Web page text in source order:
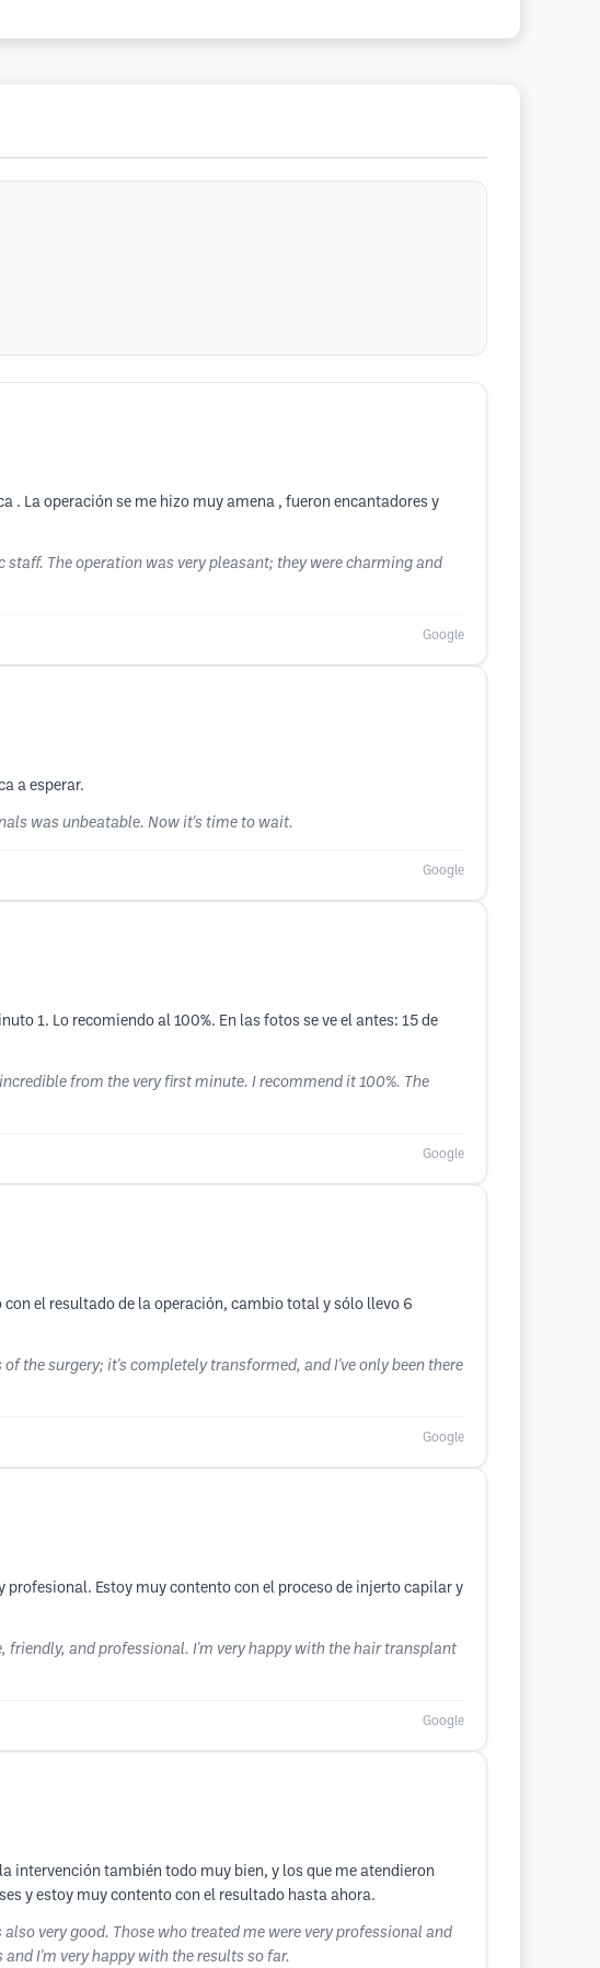
. La operación se me hizo muy amena , fueron encantadores y
The operation was very pleasant; they were charming and
Google
a esperar.
was unbeatable. Now it's time to wait.
Google
1. Lo recomiendo al 100%. En las fotos se ve el antes: 15 de
from the very first minute. I recommend it 100%. The
Google
el resultado de la operación, cambio total y sólo llevo 6
the surgery; it's completely transformed, and I've only been there
Google
Estoy muy contento con el proceso de injerto capilar y
friendly, and professional. I'm very happy with the hair transplant
Google
intervención también todo muy bien, y los que me atendieron
y estoy muy contento con el resultado hasta ahora.
very good. Those who treated me were very professional and
I'm very happy with the results so far.